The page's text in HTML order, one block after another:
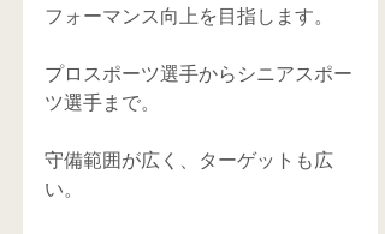
フォーマンス向上を目指します。
プロスポーツ選手からシニアスポー
ツ選手まで。
守備範囲が広く、ターゲットも広
い。